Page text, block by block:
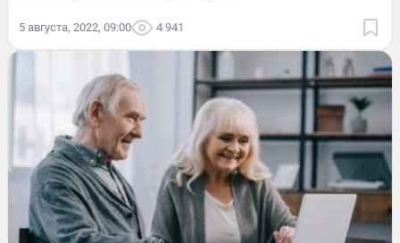
5 августа, 2022, 09:00 4 941